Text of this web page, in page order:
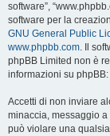
software”,
software per la
GNU General Public
www.phpbb.com. Il
phpBB Limited non è
informazioni su phpBB:
Accetti di non inviare
minaccia, messaggio
può violare una